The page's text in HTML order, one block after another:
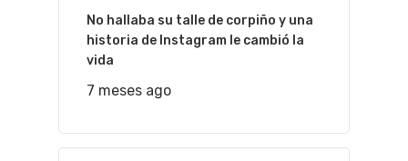
No hallaba su talle de corpiño y una
historia de Instagram le cambió la
vida
7 meses ago